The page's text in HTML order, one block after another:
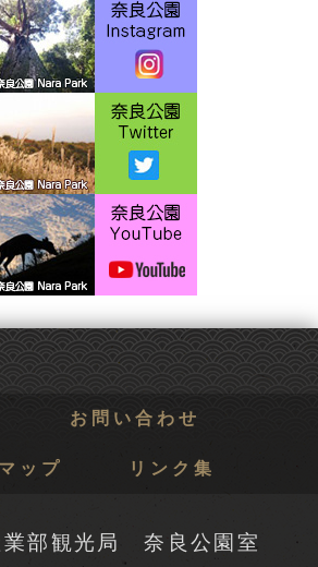
お問い合わせ
ップ リンク集
部観光局 奈良公園室